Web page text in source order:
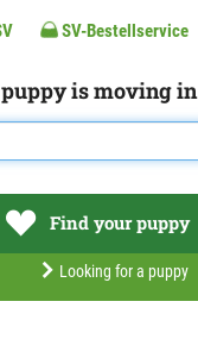
SV-Bestellservice
is moving in
Find your puppy
Looking for a puppy